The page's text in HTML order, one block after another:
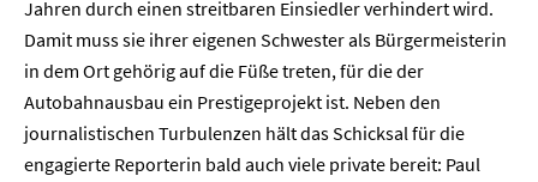
Jahren durch einen streitbaren Einsiedler verhindert wird.
Damit muss sie ihrer eigenen Schwester als Bürgermeisterin
in dem Ort gehörig auf die Füße treten, für die der
Autobahnausbau ein Prestigeprojekt ist. Neben den
journalistischen Turbulenzen hält das Schicksal für die
engagierte Reporterin bald auch viele private bereit: Paul